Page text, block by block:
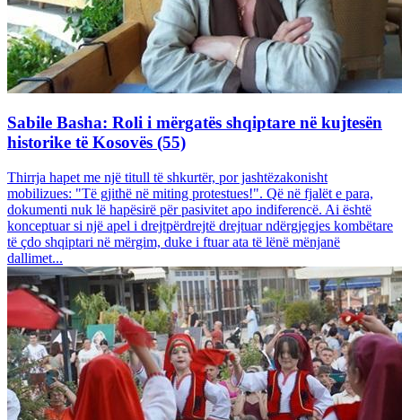
Sabile Basha: Roli i mërgatës shqiptare në kujtesën
historike të Kosovës (55)
Thirrja hapet me një titull të shkurtër, por jashtëzakonisht
mobilizues: "Të gjithë në miting protestues!". Që në fjalët e para,
dokumenti nuk lë hapësirë për pasivitet apo indiferencë. Ai është
konceptuar si një apel i drejtpërdrejtë drejtuar ndërgjegjes kombëtare
të çdo shqiptari në mërgim, duke i ftuar ata të lënë mënjanë
dallimet...